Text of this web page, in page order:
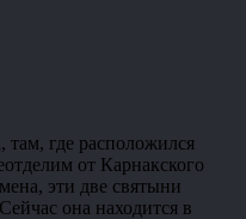
там, где расположился
от Карнакского
эти две святыни
она находится в